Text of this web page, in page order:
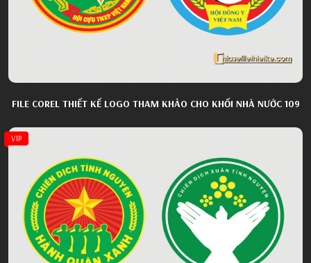
FILE COREL THIẾT KẾ LOGO THAM KHẢO CHO KHỐI NHÀ NƯỚC 109
VIP